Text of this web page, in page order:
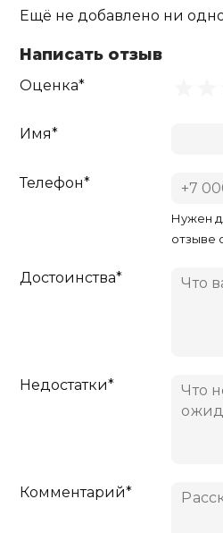
Ещё не добавлено ни
Написать отзыв
Оценка*
Имя*
Телефон*
Нужен
отзыве
Достоинства*
Недостатки*
Комментарий*